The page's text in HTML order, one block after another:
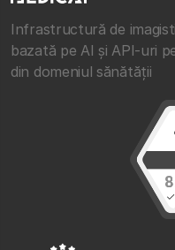
Infrastructură de
bazată pe AI și API-uri
din domeniul sănătății